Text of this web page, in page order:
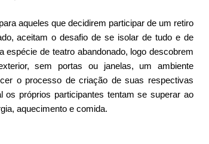
aqueles que decidirem participar de um retiro
aceitam o desafio de se isolar de tudo e de
de teatro abandonado, logo descobrem
sem portas ou janelas, um ambiente
o processo de criação de suas respectivas
os próprios participantes tentam se superar ao
aquecimento e comida.